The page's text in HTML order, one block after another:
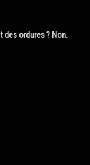
des ordures ? Non.